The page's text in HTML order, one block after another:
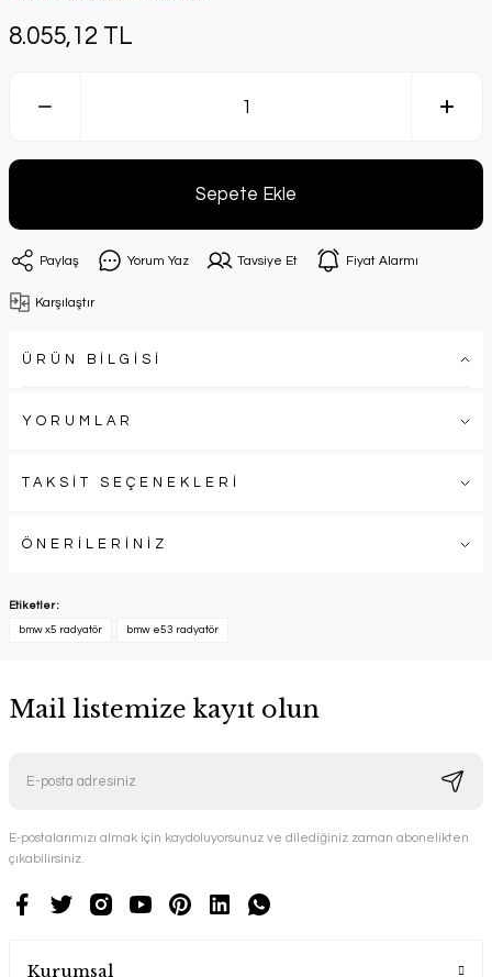
8.055,12 TL
Sepete Ekle
Paylaş Yorum Yaz Tavsiye Et Fiyat Alarmı
Karşılaştır
ÜRÜN BİLGİSİ
YORUMLAR
TAKSİT SEÇENEKLERİ
ÖNERİLERİNİZ
Etiketler :
bmw x5 radyatör bmw e53 radyatör
Mail listemize kayıt olun
E-postalarımızı almak için kaydoluyorsunuz ve dilediğiniz zaman abonelikten
çıkabilirsiniz.
Kurumsal